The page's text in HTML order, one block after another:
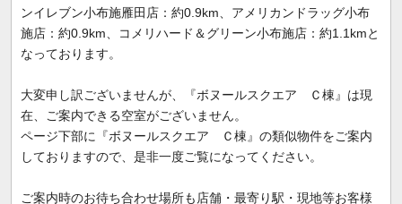
ンイレブン小布施雁田店：約0.9km、アメリカンドラッグ小布
施店：約0.9km、コメリハード＆グリーン小布施店：約1.1kmと
なっております。
大変申し訳ございませんが、『ボヌールスクエア Ｃ棟』は現
在、ご案内できる空室がございません。
ページ下部に『ボヌールスクエア Ｃ棟』の類似物件をご案内
しておりますので、是非一度ご覧になってください。
ご案内時のお待ち合わせ場所も店舗・最寄り駅・現地等お客様